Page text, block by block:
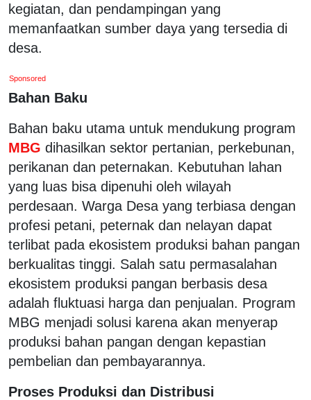
kegiatan, dan pendampingan yang
memanfaatkan sumber daya yang tersedia di
desa.
Sponsored
Bahan Baku
Bahan baku utama untuk mendukung program
MBG dihasilkan sektor pertanian, perkebunan,
perikanan dan peternakan. Kebutuhan lahan
yang luas bisa dipenuhi oleh wilayah
perdesaan. Warga Desa yang terbiasa dengan
profesi petani, peternak dan nelayan dapat
terlibat pada ekosistem produksi bahan pangan
berkualitas tinggi. Salah satu permasalahan
ekosistem produksi pangan berbasis desa
adalah fluktuasi harga dan penjualan. Program
MBG menjadi solusi karena akan menyerap
produksi bahan pangan dengan kepastian
pembelian dan pembayarannya.
Proses Produksi dan Distribusi